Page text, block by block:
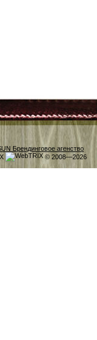
Брендинговое агенство
© 2008—2026